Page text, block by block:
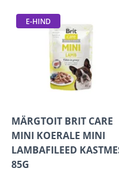
E-HIND
MÄRGTOIT BRIT CARE
MINI KOERALE MINI
LAMBAFILEED
85G